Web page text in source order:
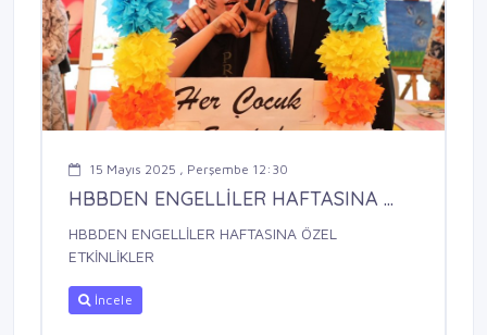
15 Mayıs 2025 , Perşembe 12:30
HBBDEN ENGELLİLER HAFTASINA ...
HBBDEN ENGELLİLER HAFTASINA ÖZEL
ETKİNLİKLER
İncele